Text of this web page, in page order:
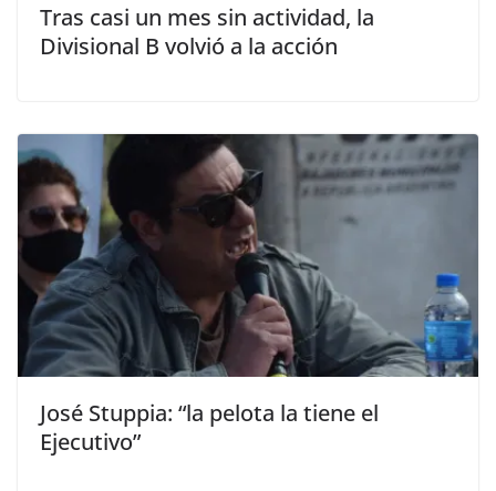
Tras casi un mes sin actividad, la
Divisional B volvió a la acción
José Stuppia: “la pelota la tiene el
Ejecutivo”